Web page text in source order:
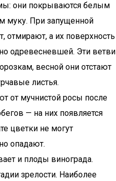
они покрываются белым
муку. При запущенной
отмирают, а их поверхность
одревесневшей. Эти ветви
весной они отстают
листья.
от мучнистой росы после
— на них появляется
цветки не могут
опадают.
и плоды винограда.
зрелости. Наиболее